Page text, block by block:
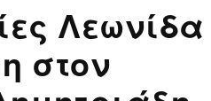
Λεωνίδα
στον